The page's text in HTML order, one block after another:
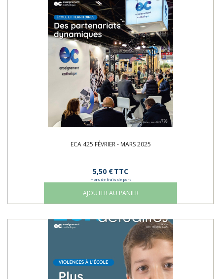
ECA 425 FÉVRIER - MARS 2025
5,50 €TTC
Hors de frais de port
AJOUTER AU PANIER